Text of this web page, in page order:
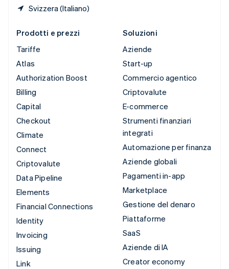
Svizzera (Italiano)
Prodotti e prezzi
Tariffe
Atlas
Authorization Boost
Billing
Capital
Checkout
Climate
Connect
Criptovalute
Data Pipeline
Elements
Financial Connections
Identity
Invoicing
Issuing
Link
Soluzioni
Aziende
Start-up
Commercio agentico
Criptovalute
E-commerce
Strumenti finanziari
integrati
Automazione per finanza
Aziende globali
Pagamenti in-app
Marketplace
Gestione del denaro
Piattaforme
SaaS
Aziende di IA
Creator economy